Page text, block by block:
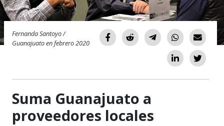
Fernanda Santoyo /
Guanajuato en febrero 2020
Suma Guanajuato a
proveedores locales